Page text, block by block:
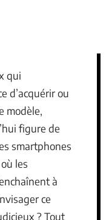
qui
d’acquérir ou
modèle,
figure de
smartphones
les
à
ce
? Tout